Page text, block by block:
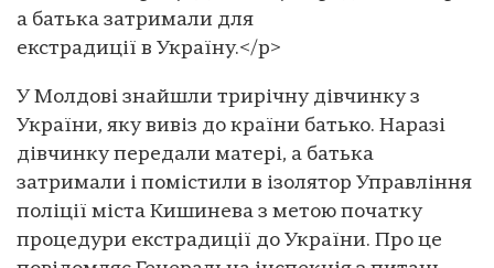
а батька затримали для
екстрадиції в Україну.</p>
У Молдові знайшли трирічну дівчинку з
України, яку вивіз до країни батько. Наразі
дівчинку передали матері, а батька
затримали і помістили в ізолятор Управління
поліції міста Кишинева з метою початку
процедури екстрадиції до України. Про це